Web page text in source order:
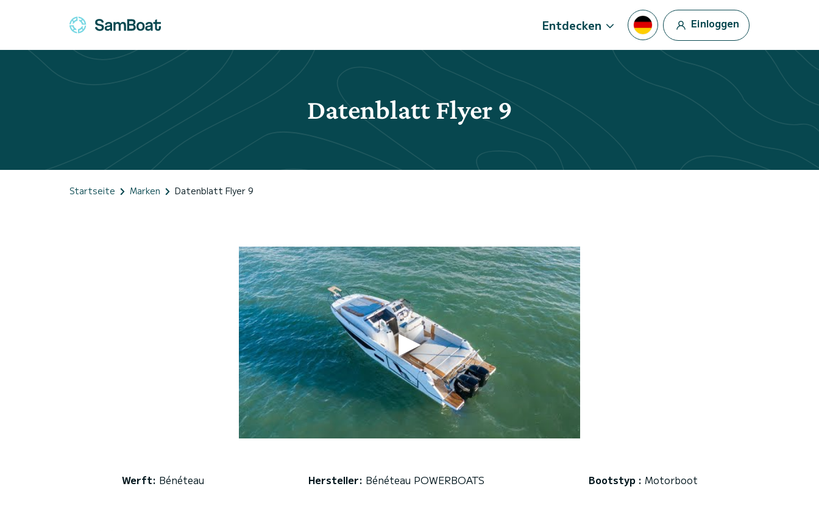
Entdecken Einloggen
Datenblatt Flyer 9
Startseite Marken Datenblatt Flyer 9
Werft: Bénéteau Hersteller: Bénéteau POWERBOATS Bootstyp : Motorboot